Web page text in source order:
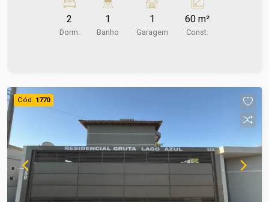
uma sacada que traz mais ventilação e
luminosidade para o espaço. Conta ainda com
garagem para 1 carro, garantindo segurança no
onde você encontra diversas opções de
compras, lazer e serviços. Um apartamento para
quem busca comodidade e fácil acesso aos
principais pontos da cidade. Entre em contato e
agende sua visita no número (67) 2108-2121. Os
valores de IPTU e Condomínio poderão sofrer
reajustes de valores sem aviso prévio, pois são
de responsabilidade da administradora do
2
Dorm.
1
Banho
1
Garagem
60 m²
Const.
Cód. 1770